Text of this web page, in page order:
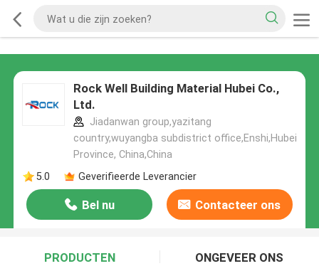
Rock Well Building Material Hubei Co.,
Ltd.
Jiadanwan group,yazitang
country,wuyangba subdistrict office,Enshi,Hubei
Province, China,China
5.0
Geverifieerde Leverancier
Bel nu Contacteer ons
PRODUCTEN ONGEVEER ONS